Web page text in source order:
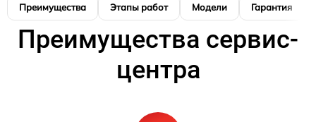
Преимущества Этапы работ Модели Гарантия
Преимущества сервис-
центра